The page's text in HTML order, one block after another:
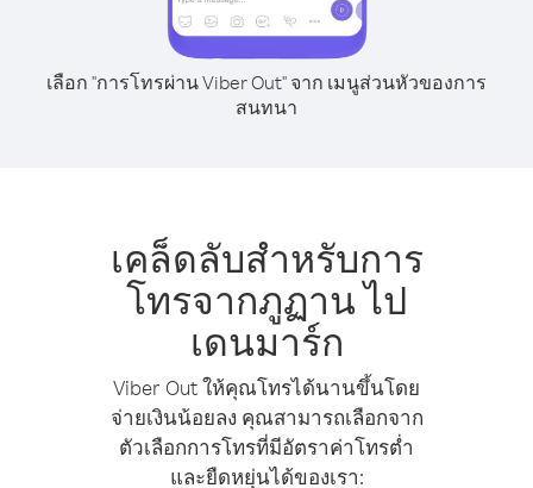
เลือก "การโทรผ่าน Viber Out" จาก เมนูส่วนหัวของการ
สนทนา
เคล็ดลับสำหรับการ
โทรจากภูฏาน ไป
เดนมาร์ก
Viber Out ให้คุณโทรได้นานขึ้นโดย
จ่ายเงินน้อยลง คุณสามารถเลือกจาก
ตัวเลือกการโทรที่มีอัตราค่าโทรต่ำ
และยืดหยุ่นได้ของเรา: